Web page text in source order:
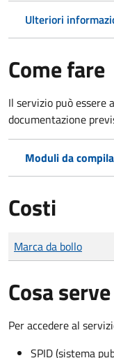
Ulteriori
Come fare
Il servizio può
documentazione
Moduli da
Costi
Tipo di pagamento
Importo
Marca da bollo
Cosa serve
Per accedere al
SPID (sistema